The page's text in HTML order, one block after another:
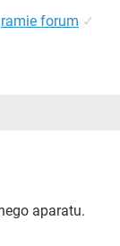
forum ✓
aparatu.